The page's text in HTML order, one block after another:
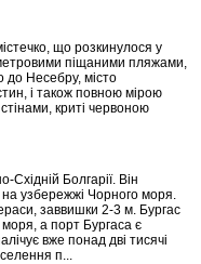
що розкинулося у
піщаними пляжами,
до Несебру, місто
і також повною мірою
криті червоною
Східній Болгарії. Він
на узбережжі Чорного моря.
заввишки 2-3 м. Бургас
а порт Бургаса є
вже понад дві тисячі
п...